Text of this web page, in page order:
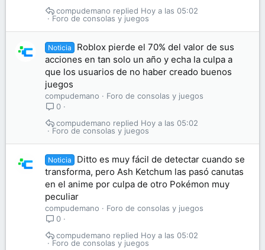
Foro de consolas y juegos
Hoy a las 05:02
compudemano
Noticia
Roblox pierde el 70% del valor de sus
acciones en tan solo un año y echa la culpa a
que los usuarios de no haber creado buenos
juegos
compudemano
Foro de consolas y juegos
0
Foro de consolas y juegos
Hoy a las 05:02
compudemano
Noticia
Ditto es muy fácil de detectar cuando se
transforma, pero Ash Ketchum las pasó canutas
en el anime por culpa de otro Pokémon muy
peculiar
compudemano
Foro de consolas y juegos
0
Foro de consolas y juegos
Hoy a las 05:02
compudemano